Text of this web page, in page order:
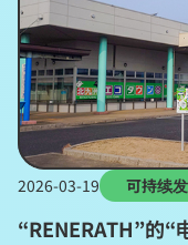
2026-03-19 可持续
“RENERATH”的